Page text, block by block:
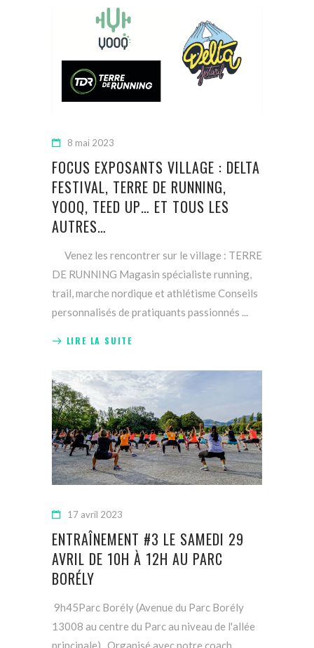
8 mai 2023
FOCUS EXPOSANTS VILLAGE : DELTA
FESTIVAL, TERRE DE RUNNING,
YOOQ, TEED UP… ET TOUS LES
AUTRES…
Venez les rencontrer sur le village : TERRE
DE RUNNING Magasin spécialiste running,
trail, marche nordique et athlétisme Conseils
personnalisés de pratiquants passionnés
LIRE LA SUITE
17 avril 2023
ENTRAÎNEMENT #3 LE SAMEDI 29
AVRIL DE 10H À 12H AU PARC
BORÉLY
9h45Parc Borély (Avenue du Parc Borély
13008 au centre du Parc au niveau de l'allée
principale) Organisé avec notre coach